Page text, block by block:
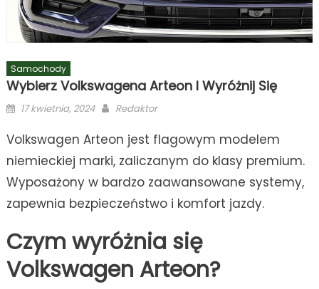
Samochody
Wybierz Volkswagena Arteon I Wyróżnij Się
Posted
17 kwietnia, 2024 Author
Redaktor
Volkswagen Arteon jest flagowym modelem
niemieckiej marki, zaliczanym do klasy premium.
Wyposażony w bardzo zaawansowane systemy,
zapewnia bezpieczeństwo i komfort jazdy.
Czym wyróżnia się
Volkswagen Arteon?